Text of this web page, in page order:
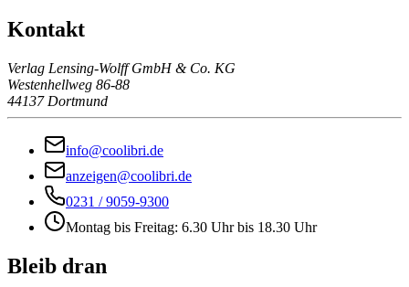
Kontakt
Verlag Lensing-Wolff GmbH & Co. KG
Westenhellweg 86-88
44137 Dortmund
info@coolibri.de
anzeigen@coolibri.de
0231 / 9059-9300
Montag bis Freitag: 6.30 Uhr bis 18.30 Uhr
Bleib dran